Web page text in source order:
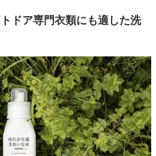
ドア専門衣類にも適した洗